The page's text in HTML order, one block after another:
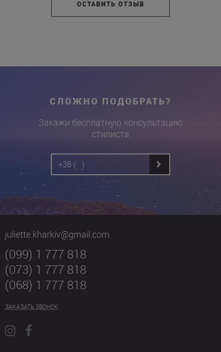
ОСТАВИТЬ ОТЗЫВ
СЛОЖНО ПОДОБРАТЬ?
Закажи бесплатную консультацию
стилиста
juliette.kharkiv@gmail.com
(099) 1 777 818
(073) 1 777 818
(068) 1 777 818
ЗАКАЗАТЬ ЗВОНОК